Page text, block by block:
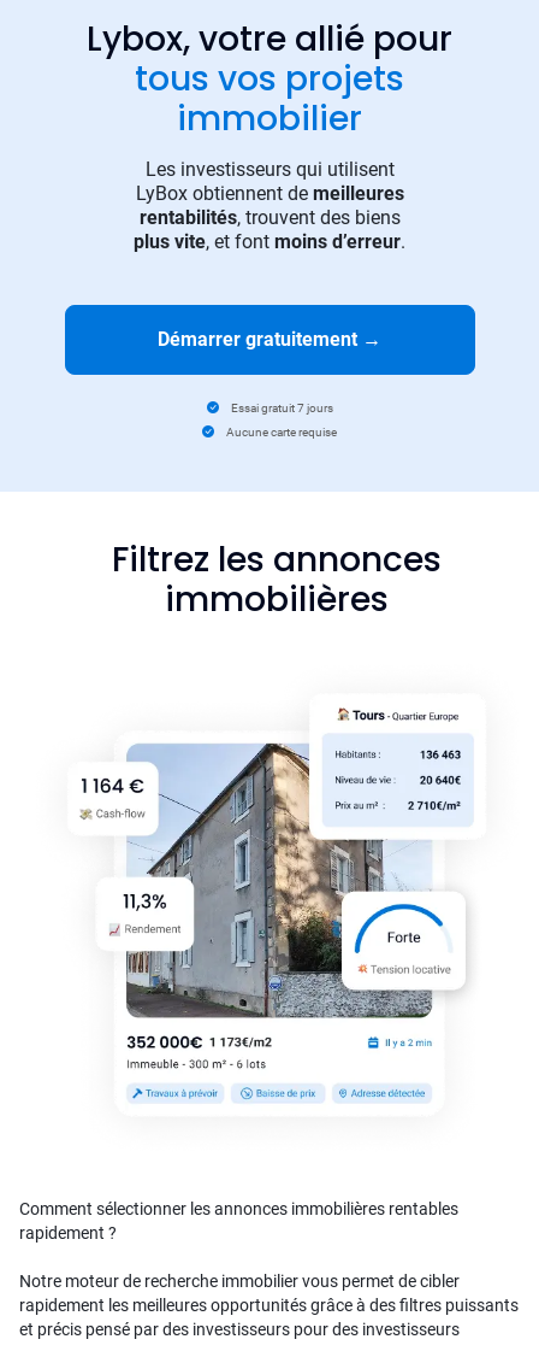
Lybox, votre allié pour
tous vos projets
immobilier
Les investisseurs qui utilisent
LyBox obtiennent de meilleures
rentabilités, trouvent des biens
plus vite, et font moins d’erreur.
Démarrer gratuitement →
Essai gratuit 7 jours
Aucune carte requise
Filtrez les annonces
immobilières
Comment sélectionner les annonces immobilières rentables
rapidement ?
Notre moteur de recherche immobilier vous permet de cibler
rapidement les meilleures opportunités grâce à des filtres puissants
et précis pensé par des investisseurs pour des investisseurs